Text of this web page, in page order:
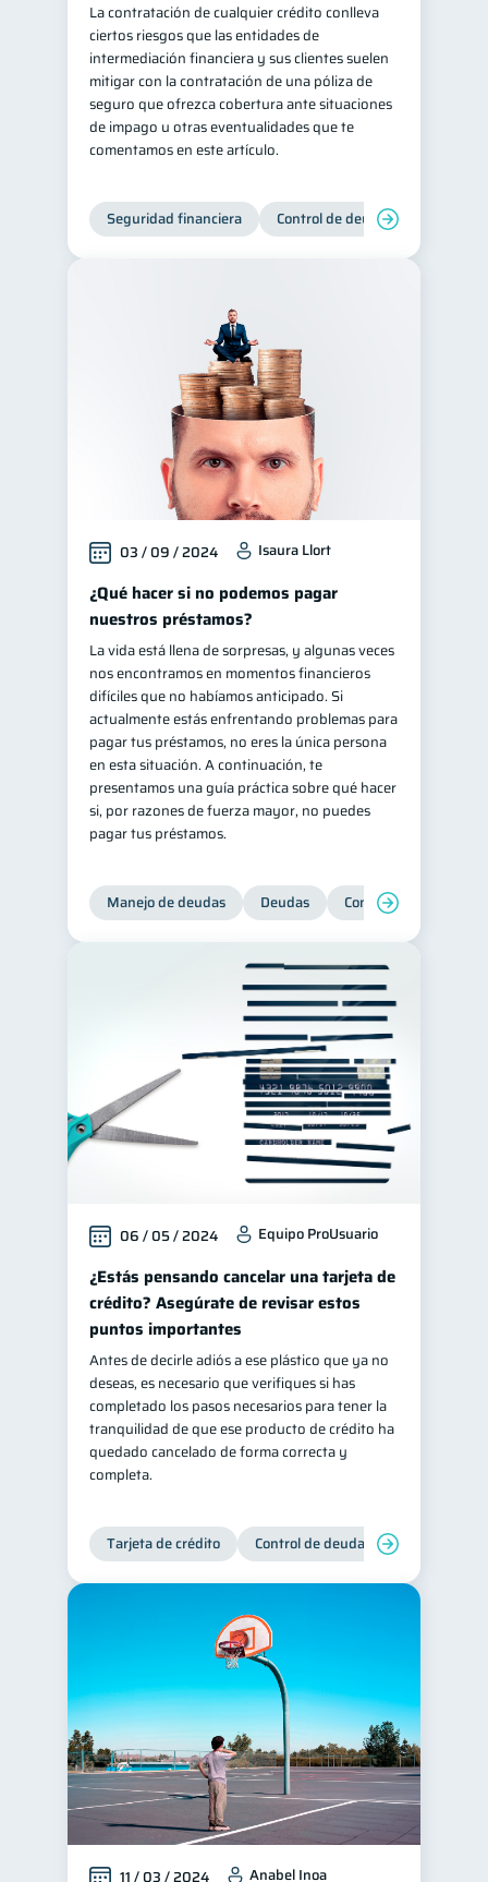
La contratación de cualquier crédito conlleva
ciertos riesgos que las entidades de
intermediación financiera y sus clientes suelen
mitigar con la contratación de una póliza de
seguro que ofrezca cobertura ante situaciones
de impago u otras eventualidades que te
comentamos en este artículo.
Seguridad financiera Control de deudas
03 / 09 / 2024 Isaura Llort
¿Qué hacer si no podemos pagar
nuestros préstamos?
La vida está llena de sorpresas, y algunas veces
nos encontramos en momentos financieros
difíciles que no habíamos anticipado. Si
actualmente estás enfrentando problemas para
pagar tus préstamos, no eres la única persona
en esta situación. A continuación, te
presentamos una guía práctica sobre qué hacer
si, por razones de fuerza mayor, no puedes
pagar tus préstamos.
Manejo de deudas Deudas Control de deudas
06 / 05 / 2024 Equipo ProUsuario
¿Estás pensando cancelar una tarjeta de
crédito? Asegúrate de revisar estos
puntos importantes
Antes de decirle adiós a ese plástico que ya no
deseas, es necesario que verifiques si has
completado los pasos necesarios para tener la
tranquilidad de que ese producto de crédito ha
quedado cancelado de forma correcta y
completa.
Tarjeta de crédito Control de deudas
11 / 03 / 2024 Anabel Inoa